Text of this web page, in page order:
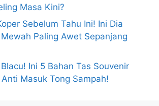
Masa Kini?
Sebelum Tahu Ini! Ini Dia
Paling Awet Sepanjang
Ini 5 Bahan Tas Souvenir
Masuk Tong Sampah!